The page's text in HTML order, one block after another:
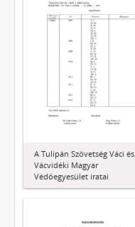
A Tulipán Szövetség Váci és
Vácvidéki Magyar
Védőegyesület iratai